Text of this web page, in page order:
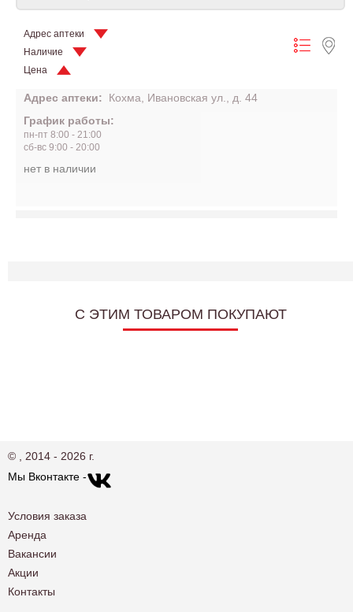
Адрес аптеки
Наличие
Цена
Адрес аптеки:
Кохма, Ивановская ул., д. 44
График работы:
пн-пт 8:00 - 21:00
сб-вс 9:00 - 20:00
нет в наличии
C ЭТИМ ТОВАРОМ ПОКУПАЮТ
© , 2014 - 2026 г.
Мы Вконтакте -
Условия заказа
Аренда
Вакансии
Акции
Контакты